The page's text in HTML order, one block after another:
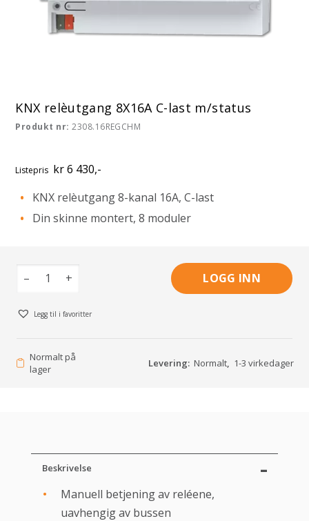
KNX relèutgang 8X16A C-last m/status
Produkt nr:2308.16REGCHM
Listepris kr 6 430,-
KNX relèutgang 8-kanal 16A, C-last
Din skinne montert, 8 moduler
– + LOGG INN
Legg til i favoritter
Normalt på
lager
Levering: Normalt, 1-3 virkedager
Beskrivelse
Manuell betjening av reléene,
uavhengig av bussen